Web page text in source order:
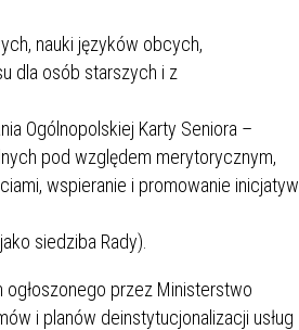
nauki języków obcych,
dla osób starszych i z
Ogólnopolskiej Karty Seniora –
pod względem merytorycznym,
wspieranie i promowanie inicjatyw
siedziba Rady).
ogłoszonego przez Ministerstwo
i planów deinstytucjonalizacji usług